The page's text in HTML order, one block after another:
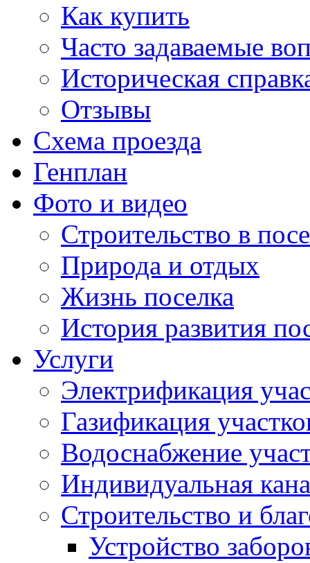
Как купить
Часто задаваемые
Историческая
Отзывы
Схема проезда
Генплан
Фото и видео
Строительство в
Природа и отдых
Жизнь поселка
История развития
Услуги
Электрификация
Газификация
Водоснабжение
Индивидуальная
Строительство и
Устройство